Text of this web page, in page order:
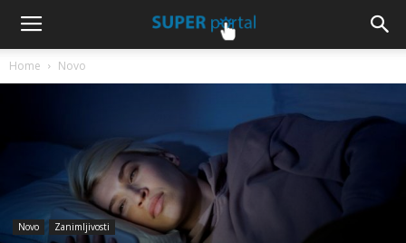
Home Novo
Novo Zanimljivosti